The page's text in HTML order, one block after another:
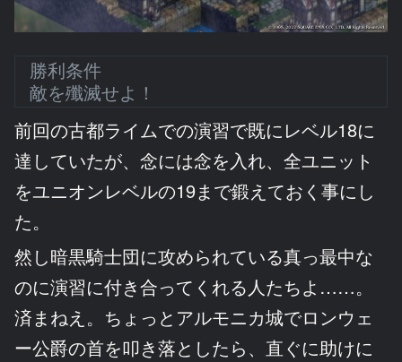
勝利条件
敵を殲滅せよ！
前回の古都ライムでの演習で既にレベル18に
達していたが、念には念を入れ、全ユニット
をユニオンレベルの19まで鍛えておく事にし
た。
然し暗黒騎士団に攻められている真っ最中な
のに演習に付き合ってくれる人たちよ……。
済まねえ。ちょっとアルモニカ城でロンウェ
ー公爵の首を叩き落としたら、直ぐに助けに